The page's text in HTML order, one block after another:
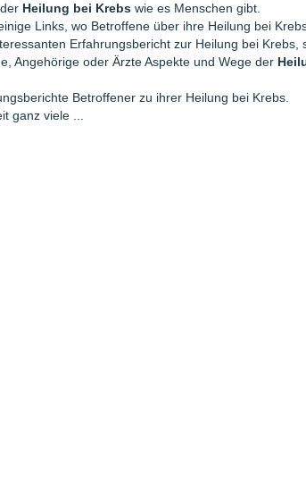
Heilung bei Krebs wie es Menschen gibt.
Links, wo Betroffene über ihre Heilung bei
Erfahrungsbericht zur Heilung bei Krebs,
Angehörige oder Ärzte Aspekte und Wege der
Betroffener zu ihrer Heilung bei Krebs.
ganz viele ...